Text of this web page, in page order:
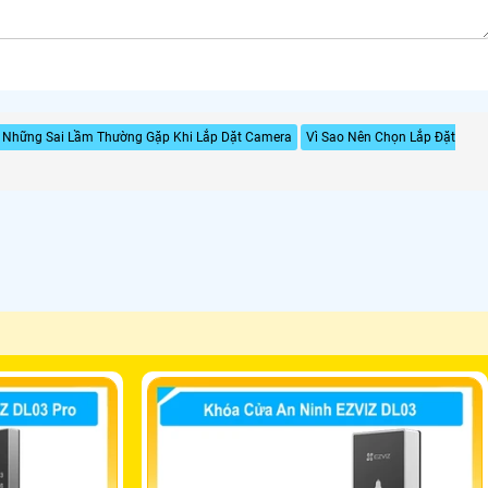
Những Sai Lầm Thường Gặp Khi Lắp Dặt Camera Vì Sao Nên Chọn Lắp Đặt